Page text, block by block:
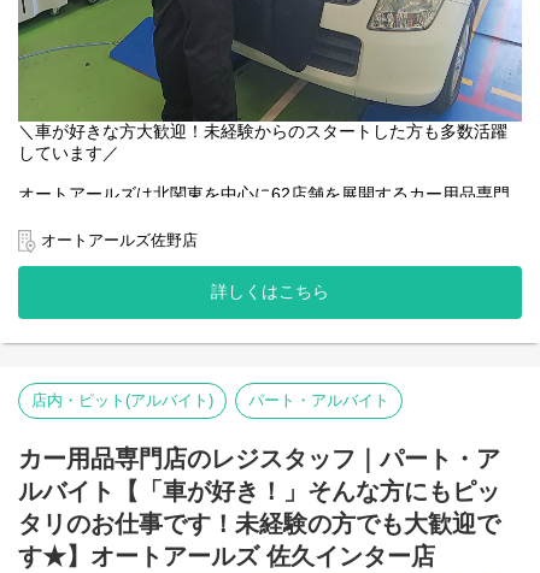
＼車が好きな方大歓迎！未経験からのスタートした方も多数活躍
しています／
オートアールズは北関東を中心に62店舗を展開するカー用品専門
換などのメンテナンス業務、オーディオなど電装品装着、またピ
ットと呼ばれるメンテナンス工房の在庫管理なども担当していた
現場のOJT研修だけでなく、動画マニュアルも整備しているの
で、未経験の方でも安心して始められます！
オートアールズ佐野店
詳しくはこちら
店内・ピット(アルバイト) パート・アルバイト
カー用品専門店のレジスタッフ｜パート・ア
ルバイト【「車が好き！」そんな方にもピッ
タリのお仕事です！未経験の方でも大歓迎で
す★】オートアールズ 佐久インター店